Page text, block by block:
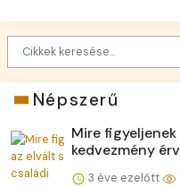
Népszerű
Mire
kedvezmény
3 éve ezelőtt